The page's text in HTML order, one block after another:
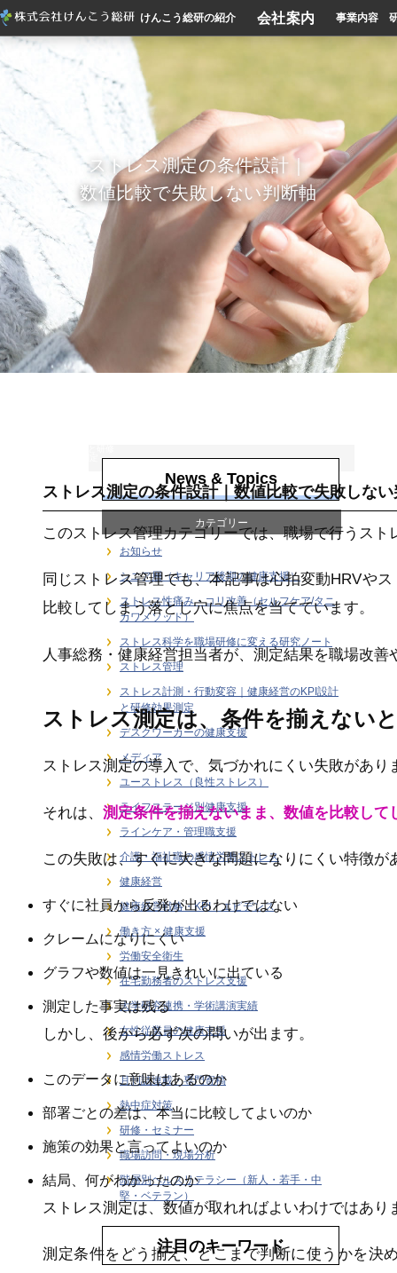
けんこう総研の紹介 会社案内 事業内容
ストレス測定の条件設計｜
数値比較で失敗しない判断軸
ストレス測定の条件設計｜数値比較で失敗しな
このストレス管理カテゴリーでは、職場で行うス
同じストレス管理でも、本記事は心拍変動HRVや
比較してしまう落とし穴に焦点を当てています。
人事総務・健康経営担当者が、測定結果を職場改
ストレス測定は、条件を揃えない
ストレス測定の導入で、気づかれにくい失敗があり
それは、 測定条件を揃えないまま、数値を比較して
この失敗は、すぐに大きな問題になりにくい特徴が
すぐに社員から反発が出るわけではない
クレームになりにくい
グラフや数値は一見きれいに出ている
測定した事実は残る
しかし、後から必ず次の問いが出ます。
このデータに意味はあるのか
部署ごとの差は、本当に比較してよいのか
施策の効果と言ってよいのか
結局、何がわかったのか
ストレス測定は、数値が取れればよいわけではあり
測定条件をどう揃え、どこまで判断に使うかを決
News & Topics
カテゴリー
お知らせ
シニア層（キャリア後期の健康支援）
ストレス性痛み・コリ改善（セルフケア/タニ
カワメソッド）
ストレス科学を職場研修に変える研究ノート
ストレス管理
ストレス計測・行動変容｜健康経営のKPI設計
と研修効果測定
デスクワーカーの健康支援
メディア
ユーストレス（良性ストレス）
ライフステージ別健康支援
ラインケア・管理職支援
介護・福祉職の感情労働ストレス
健康経営
健康経営戦略・KPI・エビデンス
働き方 × 健康支援
労働安全衛生
在宅勤務者のストレス支援
大学研究連携・学術講演実績
女性従業員の健康支援
感情労働ストレス
月刊誌連載・専門寄稿
熱中症対策
研修・セミナー
職場訪問・現場分析
階層別ヘルスリテラシー（新人・若手・中
堅・ベテラン）
注目のキーワード